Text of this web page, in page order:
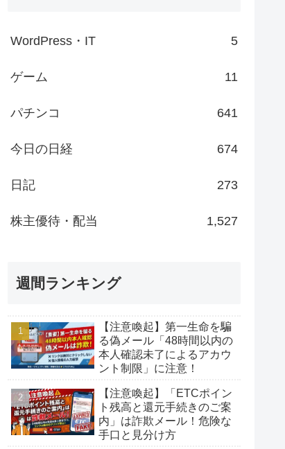
WordPress・IT 5
ゲーム 11
パチンコ 641
今日の日経 674
日記 273
株主優待・配当 1,527
週間ランキング
【注意喚起】第一生命を騙
る偽メール「48時間以内の
本人確認未了によるアカウ
ント制限」に注意！
【注意喚起】「ETCポイン
ト残高と還元手続きのご案
内」は詐欺メール！危険な
手口と見分け方